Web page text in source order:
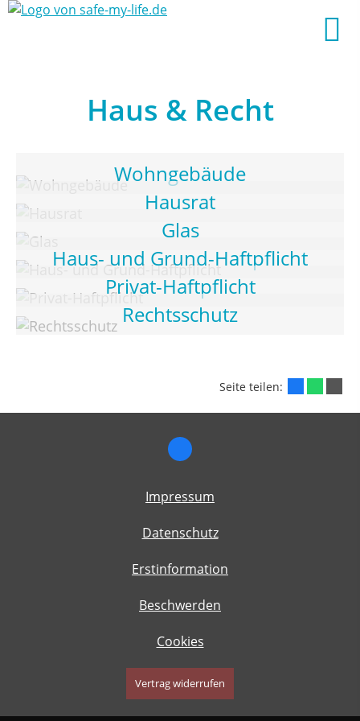
Haus & Recht
Wohngebäude
Hausrat
Glas
Haus- und Grund-Haftpflicht
Privat-Haftpflicht
Rechtsschutz
Seite teilen:
Impressum
Datenschutz
Erstinformation
Beschwerden
Cookies
Vertrag widerrufen